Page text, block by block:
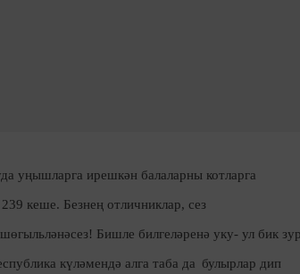
уңышларга ирешкән балаларны котларга
кеше. Безнең отличниклар, сез
Бишле билгеләренә уку- ул бик
күләмендә алга таба да булырлар дип